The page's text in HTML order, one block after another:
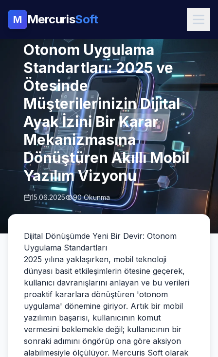
M MercurisSoft
Otonom Uygulama
Standartları: 2025 ve
Ötesinde
Müşterilerinizin Dijital
Ayak İzini Bir Karar
Mekanizmasına
Dönüştüren Akıllı Mobil
Yazılım Vizyonu
15.06.2025 90 Okunma
Dijital Dönüşümde Yeni Bir Devir: Otonom
Uygulama Standartları
2025 yılına yaklaşırken, mobil teknoloji
dünyası basit etkileşimlerin ötesine geçerek,
kullanıcı davranışlarını anlayan ve bu verileri
proaktif kararlara dönüştüren 'otonom
uygulama' dönemine giriyor. Artık bir mobil
yazılımın başarısı, kullanıcının komut
vermesini beklemekle değil; kullanıcının bir
sonraki adımını öngörüp ona göre aksiyon
alabilmesiyle ölçülüyor. Mercuris Soft olarak